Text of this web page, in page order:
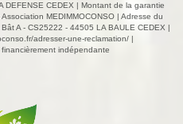
DEFENSE CEDEX | Montant de la garantie
MEDIMMOCONSO | Adresse du
A - CS25222 - 44505 LA BAULE CEDEX |
adresser-une-reclamation/|
indépendante